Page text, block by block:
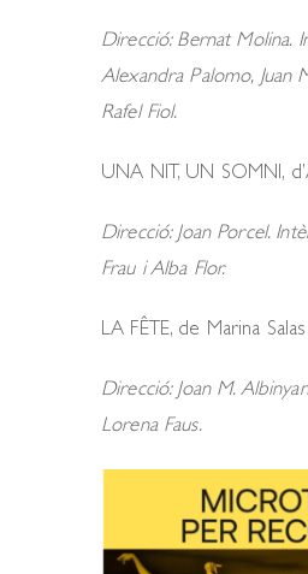
Direcció: Bernat Molina.
Alexandra Palomo, Juan
Rafel Fiol.
UNA NIT, UN SOMNI,
Direcció: Joan Porcel.
Frau i Alba Flor.
LA FÊTE, de Marina Salas
Direcció: Joan M.
Lorena Faus.